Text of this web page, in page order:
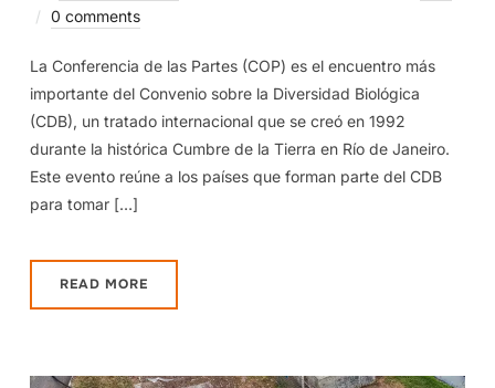
0 comments
La Conferencia de las Partes (COP) es el encuentro más
importante del Convenio sobre la Diversidad Biológica
(CDB), un tratado internacional que se creó en 1992
durante la histórica Cumbre de la Tierra en Río de Janeiro.
Este evento reúne a los países que forman parte del CDB
para tomar […]
READ MORE